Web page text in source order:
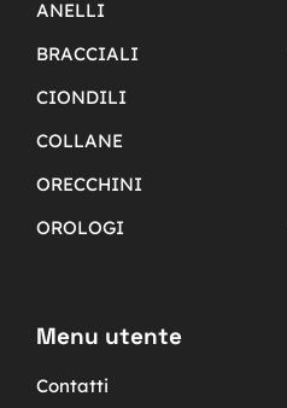
ANELLI
BRACCIALI
CIONDILI
COLLANE
ORECCHINI
OROLOGI
Menu utente
Contatti